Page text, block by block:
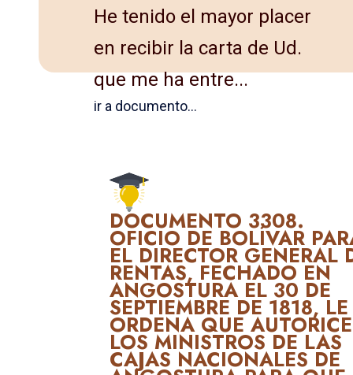
He tenido el mayor placer
en recibir la carta de Ud.
que me ha entre...
ir a documento...
DOCUMENTO 3308.
OFICIO DE BOLÍVAR
EL DIRECTOR GENERAL
RENTAS, FECHADO EN
ANGOSTURA EL 30 DE
SEPTIEMBRE DE 1818, LE
ORDENA QUE
LOS MINISTROS DE LAS
CAJAS NACIONALES DE